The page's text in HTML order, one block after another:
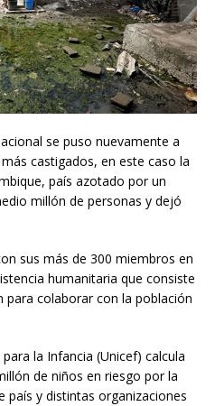
se puso nuevamente a
castigados, en este caso la
país azotado por un
millón de personas y dejó
sus más de 300 miembros en
humanitaria que consiste
para colaborar con la población
la Infancia (Unicef) calcula
de niños en riesgo por la
país y distintas organizaciones